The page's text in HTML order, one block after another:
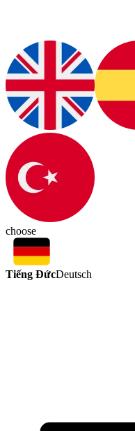
choose
Tiếng ĐứcDeutsch